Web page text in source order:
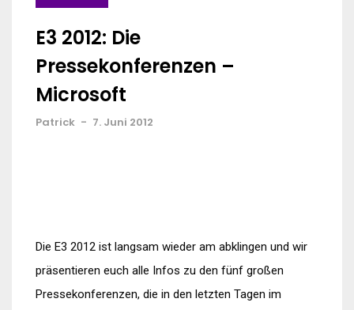
E3 2012: Die
Pressekonferenzen –
Microsoft
Patrick - 7. Juni 2012
Die E3 2012 ist langsam wieder am abklingen und wir
präsentieren euch alle Infos zu den fünf großen
Pressekonferenzen, die in den letzten Tagen im